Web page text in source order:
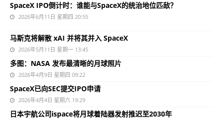
SpaceX IPO倒计时：谁能与SpaceX的统治地位匹敌？
2026年6月11日 星期四 20:55
马斯克将解散 xAI 并将其并入 SpaceX
2026年5月11日 星期一 13:45
多图：NASA 发布最清晰的月球照片
2026年4月9日 星期四 09:22
SpaceX已向SEC提交IPO申请
2026年4月4日 星期六 19:29
日本宇航公司ispace将月球着陆器发射推迟至2030年